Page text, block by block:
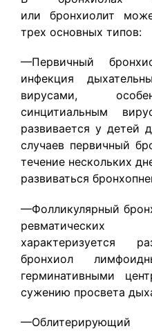
или бронхиолит
трех основных типов:
—Первичный
инфекция
вирусами,
синцитиальным
развивается у детей
случаев первичный
течение нескольких
развиваться
—Фолликулярный
характеризуется
бронхиол
герминативными
сужению просвета
—Облитерирующий